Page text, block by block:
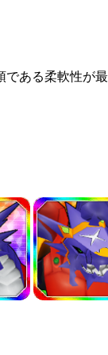
ある柔軟性が